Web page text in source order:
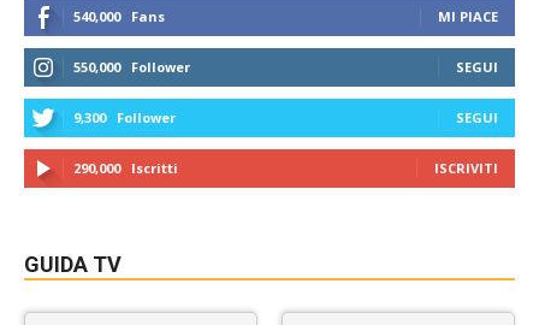
540,000 Fans MI PIACE
550,000 Follower SEGUI
9,300 Follower SEGUI
290,000 Iscritti ISCRIVITI
GUIDA TV